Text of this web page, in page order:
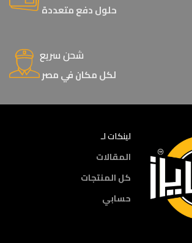
حلول دفع متعددة
شحن سريع
لكل مكان في مصر
لينكات لـ
المقالات
كل المنتجات
حسابي